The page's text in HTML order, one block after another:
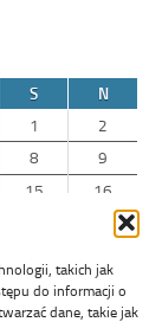
takich jak
do informacji o
dane, takie jak
S
N
1
2
8
9
15
16